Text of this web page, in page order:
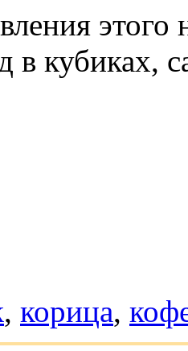
в кубиках,
, корица,